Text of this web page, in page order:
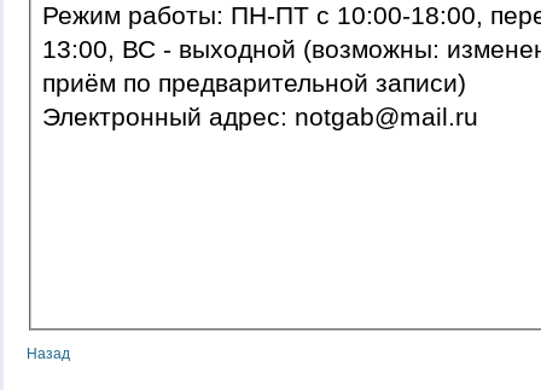
Режим работы: ПН-ПТ с 10:00-18:00, перерыв 12:45-13:45, СБ 10:00-
13:00, ВС - выходной (возможны:
приём по предварительной записи)
Электронный адрес: notgab@mail.ru
Назад